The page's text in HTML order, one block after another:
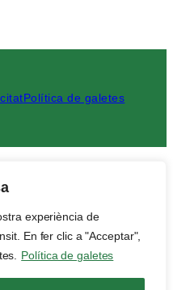
experiència de
En fer clic a "Acceptar",
Política de galetes
Política de galetes
La Creu Alta